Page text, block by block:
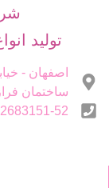
تولید
اصفهان -
ساختمان فراز
52